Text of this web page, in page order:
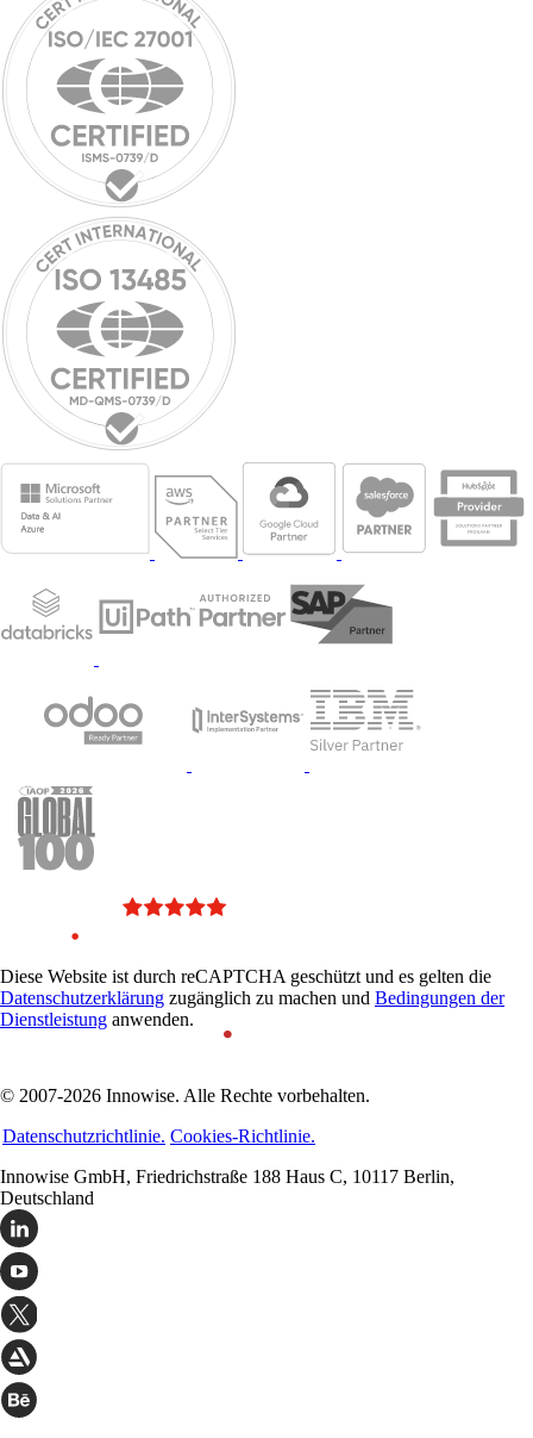
Diese Website ist durch reCAPTCHA geschützt und es gelten die
Datenschutzerklärung zugänglich zu machen und Bedingungen der
Dienstleistung anwenden.
© 2007-2026 Innowise. Alle Rechte vorbehalten.
Datenschutzrichtlinie. Cookies-Richtlinie.
Innowise GmbH, Friedrichstraße 188 Haus C, 10117 Berlin,
Deutschland